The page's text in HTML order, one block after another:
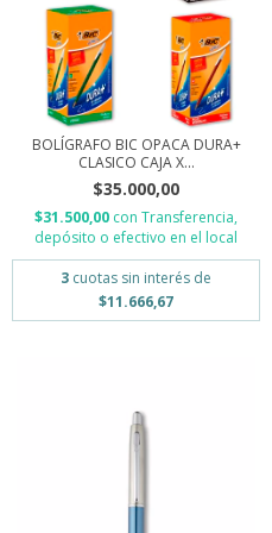
BOLÍGRAFO BIC OPACA DURA+
CLASICO CAJA X...
$35.000,00
$31.500,00 con Transferencia,
depósito o efectivo en el local
3 cuotas sin interés de
$11.666,67